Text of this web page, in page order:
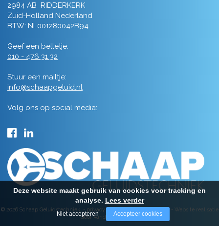
2984 AB RIDDERKERK
Zuid-Holland Nederland
BTW: NL001280042B94
Geef een belletje:
010 - 476 31 32
Stuur een mailtje:
info@schaapgeluid.nl
Volg ons op social media:
© 2026 Schaap Geluidstechniek - privacy - algemene voorwaarden- Website realisatie
door Vanderperk Groep
Deze website maakt gebruik van cookies voor tracking en
analyse. Lees verder
Niet accepteren Accepteer cookies